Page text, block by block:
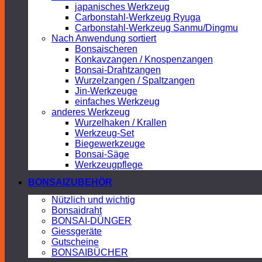
japanisches Werkzeug
Carbonstahl-Werkzeug Ryuga
Carbonstahl-Werkzeug Sanmu/Dingmu
Nach Anwendung sortiert
Bonsaischeren
Konkavzangen / Knospenzangen
Bonsai-Drahtzangen
Wurzelzangen / Spaltzangen
Jin-Werkzeuge
einfaches Werkzeug
anderes Werkzeug
Wurzelhaken / Krallen
Werkzeug-Set
Biegewerkzeuge
Bonsai-Säge
Werkzeugpflege
BONSAIZUBEHÖR
Nützlich und wichtig
Bonsaidraht
BONSAI-DÜNGER
Giessgeräte
Gutscheine
BONSAIBÜCHER